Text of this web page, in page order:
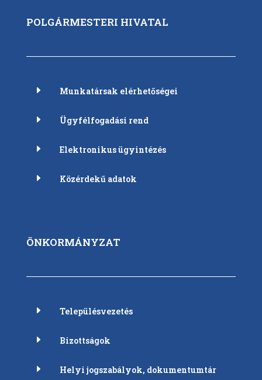
POLGÁRMESTERI HIVATAL
E Munkatársak elérhetőségei
E Ügyfélfogadási rend
E Elektronikus ügyintézés
E Közérdekű adatok
ÖNKORMÁNYZAT
E Településvezetés
E Bizottságok
E Helyi jogszabályok, dokumentumtár